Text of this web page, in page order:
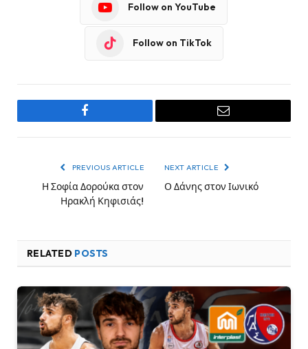
Follow on YouTube
Follow on TikTok
Facebook Email
PREVIOUS ARTICLE
Η Σοφία Δορούκα στον
Ηρακλή Κηφισιάς!
NEXT ARTICLE
Ο Δάνης στον Ιωνικό
RELATED POSTS